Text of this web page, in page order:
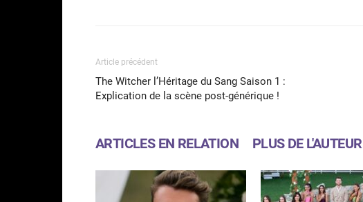
Article précédent
The Witcher l’Héritage du Sang Saison 1 :
Explication de la scène post-générique !
ARTICLES EN RELATION PLUS DE L'AUTEUR